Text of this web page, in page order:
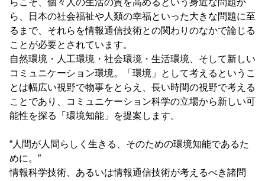
らこそ、個々人の生活の質を高めるという身近な問題か
ら、日本の社会福祉や人類の幸福といった大きな問題に至
るまで、それらを情報通信技術との関わりのなかで論じる
ことが必要とされています。
自然環境・人工環境・社会環境・生活環境、そして新しい
コミュニケーション環境。「環境」として考えるというこ
とは幅広い視野で物事をとらえ、長い時間の視野で考える
ことであり、コミュニケーション科学の立場から新しい可
能性を探る「環境知能」を提案します。
“人間が人間らしく生きる、そのための環境知能であるた
めに。”
情報科学技術、あるいは情報通信技術が考えるべき諸問